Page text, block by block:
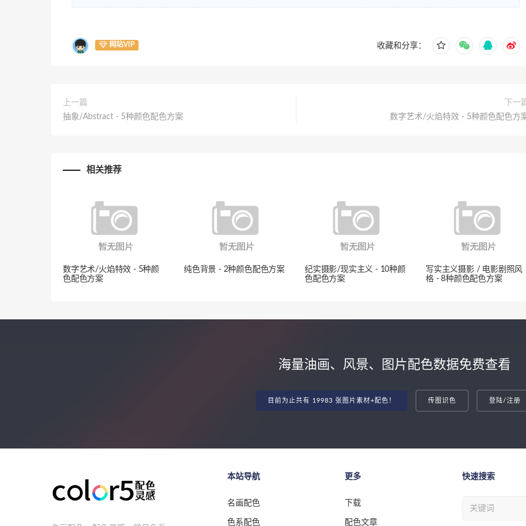
网站VIP 收藏和分享：
上一篇
抽象/Abstract - 5种颜色配色方案
下一
数字艺术/火焰特效 - 5种颜色配色方
相关推荐
数字艺术/火焰特效 - 5种颜
色配色方案
纯色背景 - 2种颜色配色方案
纪实摄影/现实主义 - 10种颜
色配色方案
写实主义摄影 / 电影剧照风
格 - 8种颜色配色方案
海量油画、风景、图片配色数据免费查看
目前为止共有 19983 张图片素材+配色！ 传图识色 登陆/注册
本站导航
名画配色
色系配色
更多
下载
配色文章
快速搜索